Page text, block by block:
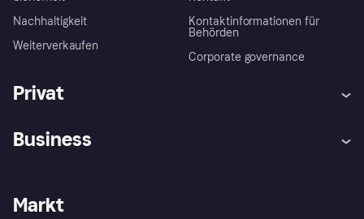
Nachhaltigkeit
Weiterverkaufen
Kontaktinformationen für
Behörden
Corporate governance
Privat
Shops entdecken
Business
Händlerportal
Markt